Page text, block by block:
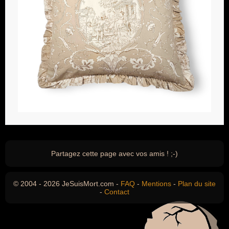
Partagez cette page avec vos amis ! ;-)
© 2004 - 2026 JeSuisMort.com - FAQ - Mentions - Plan du site
- Contact